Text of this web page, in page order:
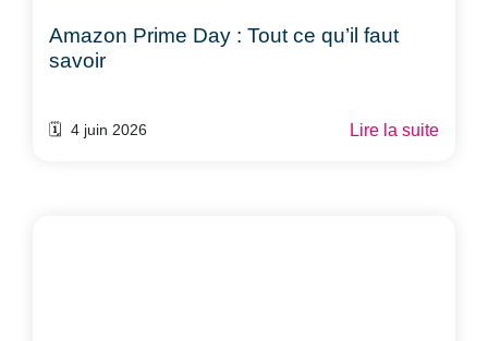
Amazon Prime Day : Tout ce qu’il faut
savoir
🗓️ 4 juin 2026 Lire la suite